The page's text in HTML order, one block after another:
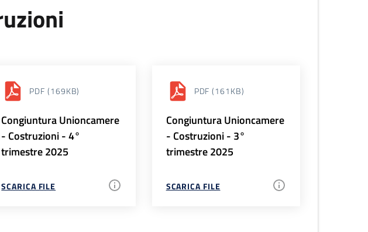
PDF (169KB)
Congiuntura Unioncamere
- Costruzioni - 4°
trimestre 2025
SCARICA FILE
PDF (161KB)
Congiuntura Unioncamere
- Costruzioni - 3°
trimestre 2025
SCARICA FILE